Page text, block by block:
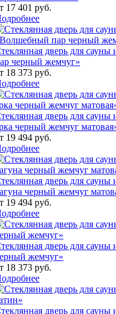
17 401 руб.
дверь для
черный жемчуг»
18 373 руб.
дверь для сауны
черный жемчуг
19 494 руб.
дверь для сауны
черный жемчуг
19 494 руб.
дверь для
жемчуг»
18 373 руб.
дверь для